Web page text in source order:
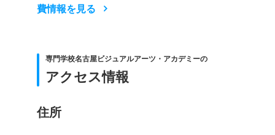
費情報を見る
専門学校名古屋ビジュアルアーツ・アカデミーの
アクセス情報
住所